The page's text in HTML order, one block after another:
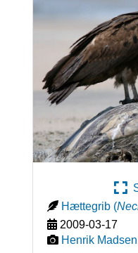
Hættegrib (
2009-03-17
Henrik Madsen